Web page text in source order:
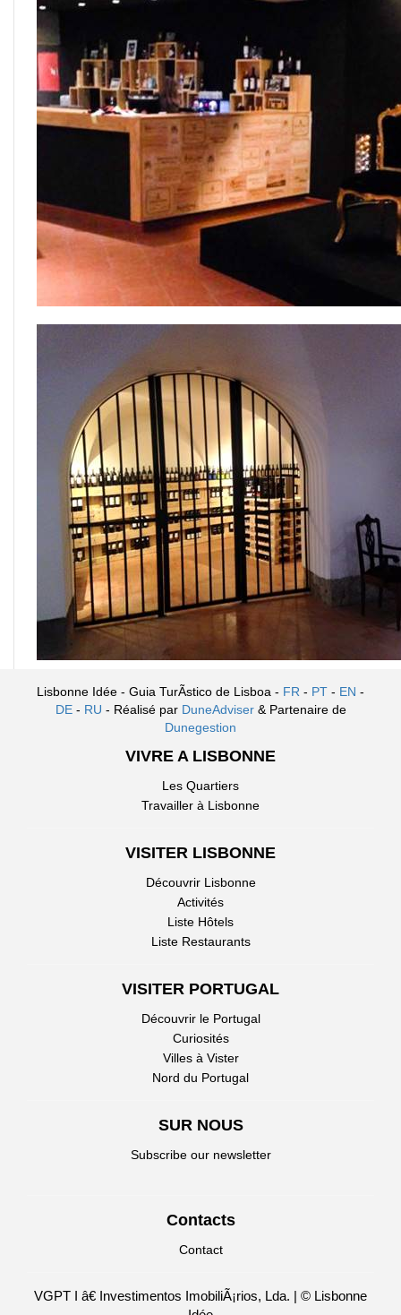
Lisbonne Idée - Guia TurÃ­stico de Lisboa - FR - PT - EN -
DE- RU - Réalisé par DuneAdviser & Partenaire de
Dunegestion
VIVRE A LISBONNE
Les Quartiers
Travailler à Lisbonne
VISITER LISBONNE
Découvrir Lisbonne
Activités
Liste Hôtels
Liste Restaurants
VISITER PORTUGAL
Découvrir le Portugal
Curiosités
Villes à Vister
Nord du Portugal
SUR NOUS
Subscribe our newsletter
Contacts
Contact
VGPT I â€ Investimentos ImobiliÃ¡rios, Lda. | © Lisbonne